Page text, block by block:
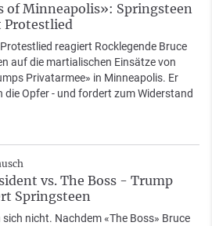
of Minneapolis»: Springsteen
Protestlied
reagiert Rocklegende Bruce
auf die martialischen Einsätze von
Privatarmee» in Minneapolis. Er
die Opfer - und fordert zum Widerstand
vs. The Boss - Trump
Springsteen
sich nicht. Nachdem «The Boss» Bruce